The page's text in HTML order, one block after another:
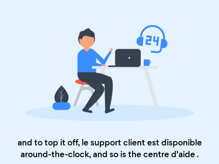
and to top it off, le support client est disponible
around-the-clock, and so is thecentre d'aide.